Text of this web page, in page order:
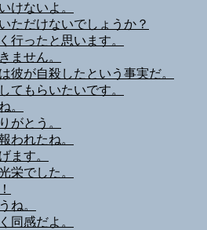
けないよ。
ただけないでしょうか？
行ったと思います。
ません。
彼が自殺したという事実だ。
てもらいたいです。
。
がとう。
われたね。
ます。
栄でした。
ね。
同感だよ。